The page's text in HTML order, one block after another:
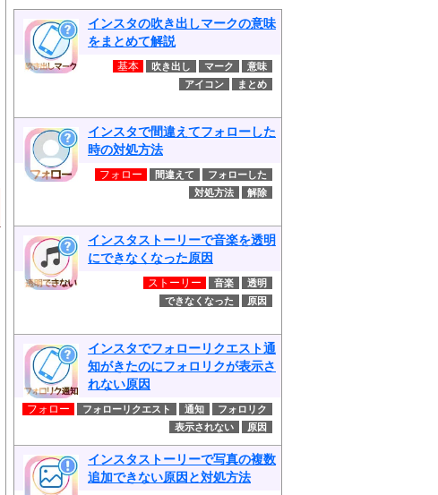
インスタの吹き出しマークの意味
をまとめて解説
基本 吹き出し マーク
意味
アイコン
まとめ
インスタで間違えてフォローした
時の対処方法
フォロー 間違えて
フォローした
対処方法
解除
インスタストーリーで音楽を透明
にできなくなった原因
ストーリー 音楽
透明
できなくなった
原因
インスタでフォローリクエスト通
知がきたのにフォロリクが表示さ
れない原因
フォロー フォローリクエスト 通知
フォロリク
表示されない
原因
インスタストーリーで写真の複数
追加できない原因と対処方法